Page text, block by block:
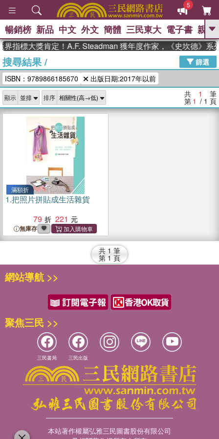
5
GO
The Odyssey 、
父親節 、 如果歷史是一群喵 、 暑期
推薦 、 國際布克獎 臺灣漫遊錄
念華 、 台灣的李登輝時代 、 數學女
孩：黎曼猜想
偉大的迷走神經
暢銷榜 新品 中文 外文 簡體 三民東大 電子書 親子
指標大獎肯定！A.F. Steadman 獲年度作家，《史坎德》系
搜尋結果/
篩選
ISBN：9789866185670
出版日期:2017年以前
顯示 排序 共 1 筆
第 1 / 1 頁
滿額折
1.把照片拼貼成生活雜貨
79
221
無庫存
共 1 筆
第 1 頁
網站導航 >>
聚焦三民 >>
三民書局 三民出版
本站著作權屬弘雅三民圖書股份有限公司